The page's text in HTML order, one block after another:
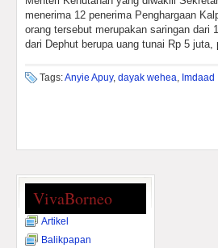
menerima 12 penerima Penghargaan
orang tersebut merupakan saringan dari
dari Dephut berupa uang tunai Rp 5
Tags:Anyie Apuy, dayak wehea, Imdaad
VivaBorneo
Artikel
Balikpapan